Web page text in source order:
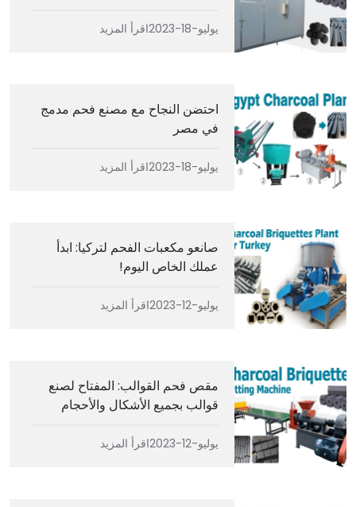
يوليو-18-2023 اقرأ المزيد
احتضن النجاح مع مصنع فحم مدمج
في مصر
يوليو-18-2023 اقرأ المزيد
صانعو مكعبات الفحم لتركيا: ابدأ
عملك الخاص اليوم!
يوليو-12-2023 اقرأ المزيد
مقص فحم القوالب: المفتاح لصنع
قوالب بجميع الأشكال والأحجام
يوليو-12-2023 اقرأ المزيد